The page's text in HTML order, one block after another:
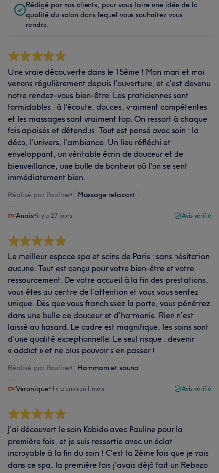
Rédigé par nos clients, pour vous faire une idée de la
qualité du salon dans lequel vous souhaitez vous
rendre.
Une vraie découverte dans le 15ème ! Mon mari et moi
venons régulièrement depuis l'ouverture, et c'est devenu
notre rendez-vous bien-être. Les praticiennes sont
formidables : à l'écoute, douces, vraiment compétentes
et les massages sont vraiment top. On ressort à chaque
fois apaisés et détendus. Tout est pensé avec soin : la
déco, l'univers, l'ambiance. Un lieu réfléchi et
enveloppant, un véritable écrin de douceur et de
bienveillance, une bulle de bonheur où l'on se sent
immédiatement bien.
Réalisé par Pauline• Massage relaxant
Anais•il y a 27 jours Avis vérifié
Le meilleur espace spa et soins de Paris ; sans hésitation
aucune. Tout est conçu pour votre bien-être et votre
ressourcement. De votre accueil à la fin des prestations,
vous êtes au centre de l’attention et vous vous sentez
unique. Dès que vous franchissez la porte, vous pénétrez
dans une bulle de douceur et d’harmonie. Rien n’est
laissé au hasard. Le cadre est magnifique, les soins sont
d’une qualité exceptionnelle. Le seul risque : devenir
« addict » et ne plus pouvoir s’en passer !
Réalisé par Pauline• Hammam et sauna
Veronique•il y a environ 1 mois Avis vérifié
J'ai découvert le soin Kobido avec Pauline pour la
première fois, et je suis ressortie avec un éclat
incroyable à la fin du soin ! C'est la 2ème fois que je vais
dans ce spa, la première fois j'avais déjà fait un Rebozo